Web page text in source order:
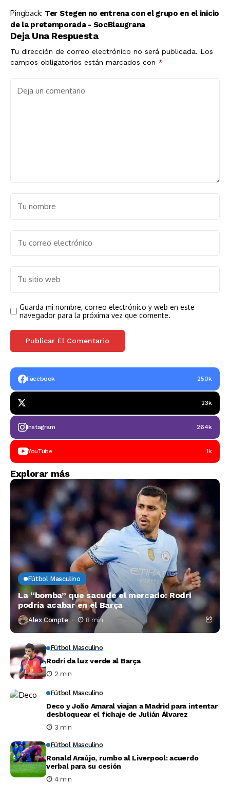
Pingback: Ter Stegen no entrena con el grupo en el inicio
de la pretemporada - SocBlaugrana
Deja Una Respuesta
Tu dirección de correo electrónico no será publicada. Los
campos obligatorios están marcados con *
Guarda mi nombre, correo electrónico y web en este
navegador para la próxima vez que comente.
Facebook 250k
23k
Instagram 264k
YouTube 1k
Explorar más
Fútbol Masculino
La “bomba” que sacude el mercado: Rodri
podría acabar en el Barça
Alex Compte 8 min
Fútbol Masculino
Rodri da luz verde al Barça
2 min
Fútbol Masculino
Deco y João Amaral viajan a Madrid para intentar
desbloquear el fichaje de Julián Álvarez
3 min
Fútbol Masculino
Ronald Araújo, rumbo al Liverpool: acuerdo
verbal para su cesión
4 min